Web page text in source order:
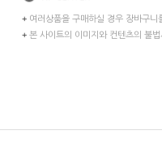
+ 여러상품을 구매하실 경우 장바구니
+ 본 사이트의 이미지와 컨텐츠의 불법